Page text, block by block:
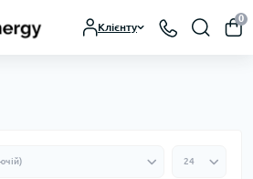
Клієнту
0